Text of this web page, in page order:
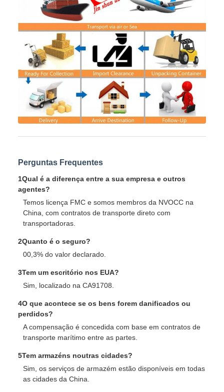
Perguntas Frequentes
1Qual é a diferença entre a sua empresa e outros
agentes?
Temos licença FMC e somos membros da NVOCC na
China, com contratos de transporte direto com
transportadoras.
2Quanto é o seguro?
00,3% do valor declarado.
3Tem um escritório nos EUA?
Sim, localizado na CA91708.
4O que acontece se os bens forem danificados ou
perdidos?
A compensação é concedida com base em contratos de
transporte marítimo entre as partes.
5Tem armazéns noutras cidades?
Sim, os serviços de armazém estão disponíveis em todas
as cidades da China.